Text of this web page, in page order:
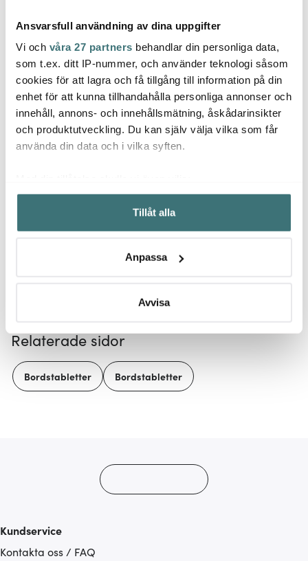
Ansvarsfull användning av dina uppgifter
Vi och våra 27 partners behandlar din personliga data,
som t.ex. ditt IP-nummer, och använder teknologi såsom
cookies för att lagra och få tillgång till information på din
enhet för att kunna tillhandahålla personliga annonser och
innehåll, annons- och innehållsmätning, åskådarinsikter
och produktutveckling. Du kan själv välja vilka som får
använda din data och i vilka syften.
Samla in information om din geografiska plats som
kan ha en noggrannhet på upp till flera meter
Identifiera din enhet genom att aktivt skanna den för
Ta reda på mer om hur dina personliga uppgifter
Du kan ändra eller dra tillbaka ditt samtycke när som
Vi använder cookies för att innehållet och annonserna
ska anpassas efter det som vi tror att du tycker om. Det
gör också att vi kan analysera vår trafik och göra
Tillåt alla
Anpassa
Avvisa
Ziczac
Rattan Servettring 4,5
cm 4-pack Brun
219 kr
Ziczac
Togo Glasunderlägg 10
cm 4-pack Ockra Gul
85 kr
Låt dig inspireras av våra kunder
Relaterade sidor
Bordstabletter Bordstabletter
Kundservice
Kontakta oss / FAQ